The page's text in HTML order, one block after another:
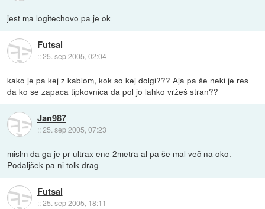
jest ma logitechovo pa je ok
Futsal
::25. sep 2005, 02:04
kako je pa kej z kablom, kok so kej dolgi??? Aja pa še neki je res
da ko se zapaca tipkovnica da pol jo lahko vržeš stran??
Jan987
::25. sep 2005, 07:23
mislm da ga je pr ultrax ene 2metra al pa še mal več na oko.
Podaljšek pa ni tolk drag
Futsal
::25. sep 2005, 18:11